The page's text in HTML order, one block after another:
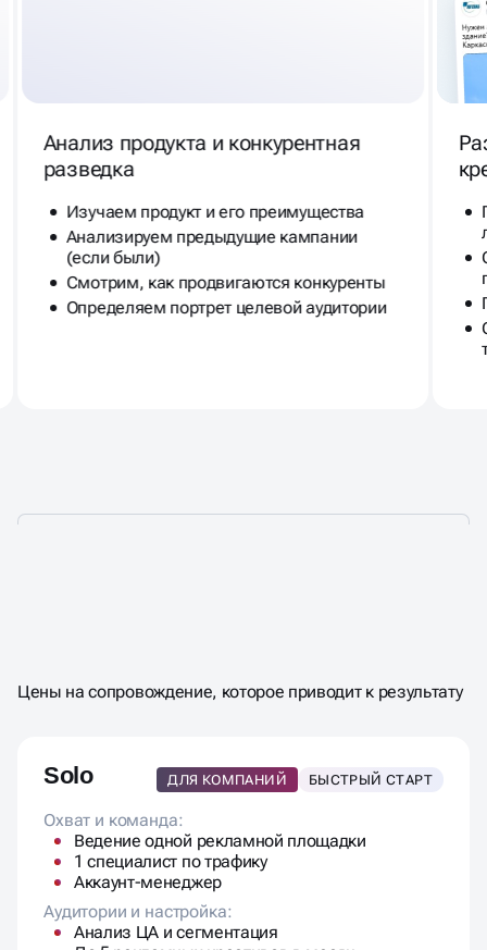
Анализ продукта и конкурентная
разведка
Изучаем продукт и его преимущества
Анализируем предыдущие кампании
(если были)
Смотрим, как продвигаются конкуренты
Определяем портрет целевой аудитории
ТАРГЕТИРОВАННОЙ
Цены на сопровождение, которое приводит к результату
Solo ДЛЯ КОМПАНИЙ БЫСТРЫЙ СТАРТ
Охват и команда:
Ведение одной рекламной площадки
1 специалист по трафику
Аккаунт-менеджер
Аудитории и настройка:
Анализ ЦА и сегментация